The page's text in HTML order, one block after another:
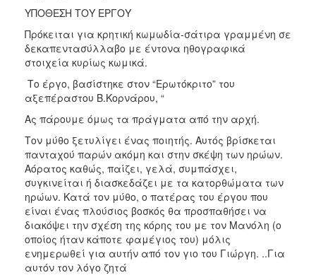
ΥΠΟΘΕΣΗ ΤΟΥ ΕΡΓΟΥ
Πρόκειται για κρητική κωμωδία-σάτιρα γραμμένη σε
δεκαπεντασύλλαβο με έντονα ηθογραφικά
στοιχεία κυρίως κωμικά.
Το έργο, βασίστηκε στον “Ερωτόκριτο” του
αξεπέραστου Β.Κορνάρου, “
Ας πάρουμε όμως τα πράγματα από την αρχή.
Τον μύθο ξετυλίγει ένας ποιητής. Αυτός βρίσκεται
πανταχού παρών ακόμη και στην σκέψη των ηρώων.
Αόρατος καθώς, παίζει, γελά, συμπάσχει,
συγκινείται ή διασκεδάζει με τα κατορθώματα των
ηρώων. Κατά τον μύθο, ο πατέρας του έργου που
είναι ένας πλούσιος βοσκός θα προσπαθήσει να
διακόψει την σχέση της κόρης του με τον Μανόλη (ο
οποίος ήταν κάποτε φαμέγιος του) μόλις
ενημερωθεί για αυτήν από τον γιο του Γιώργη. ..Για
αυτόν τον λόγο ζητά